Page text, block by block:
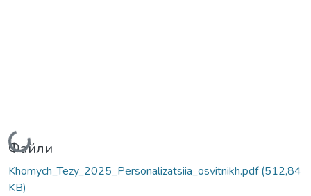
Вантажиться...
Файли
Khomych_Tezy_2025_Personalizatsiia_osvitnikh.pdf(512,84
KB)